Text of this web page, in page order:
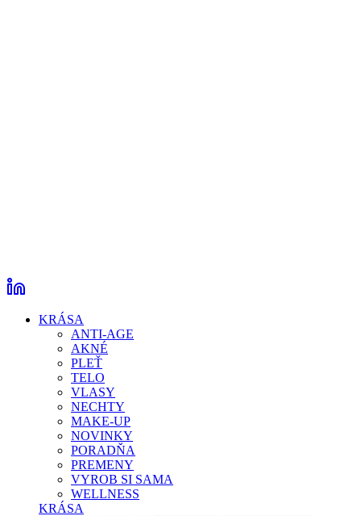
KRÁSA
ANTI-AGE
AKNÉ
PLEŤ
TELO
VLASY
NECHTY
MAKE-UP
NOVINKY
PORADŇA
PREMENY
VYROB SI SAMA
WELLNESS
KRÁSA